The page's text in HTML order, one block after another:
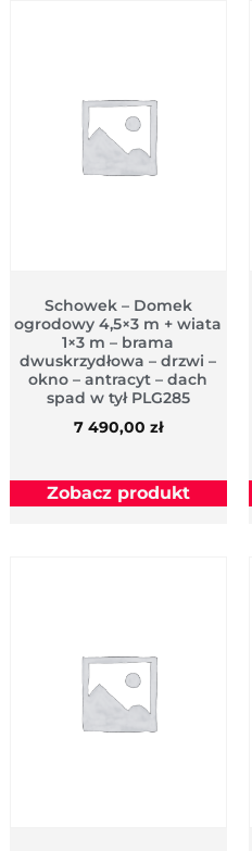
Schowek – Domek
ogrodowy 4,5×3 m + wiata
1×3 m – brama
dwuskrzydłowa – drzwi –
okno – antracyt – dach
spad w tył PLG285
7 490,00 zł
Zobacz produkt